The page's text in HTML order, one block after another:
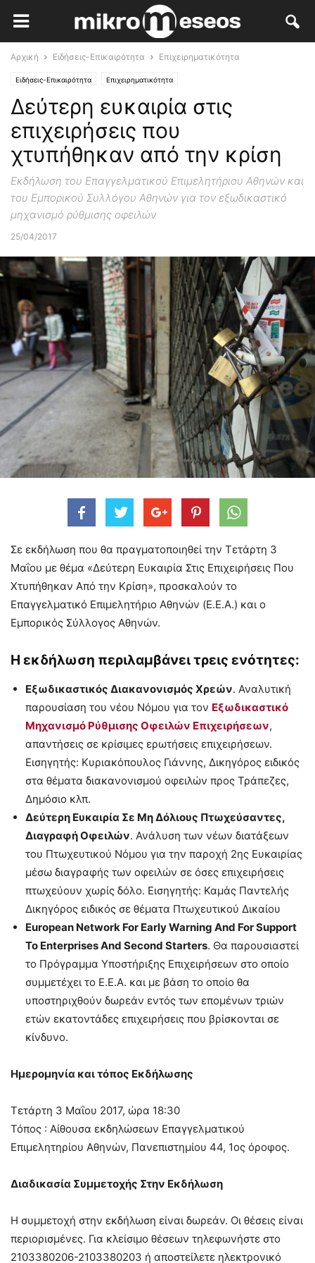
Αρχική Ειδήσεις-Επικαιρότητα Επιχειρηματικότητα
Ειδήσεις-Επικαιρότητα Επιχειρηματικότητα
Δεύτερη ευκαιρία στις
επιχειρήσεις που
χτυπήθηκαν από την κρίση
Εκδήλωση του Επαγγελματικού Επιμελητήριου Αθηνών και
του Εμπορικού Συλλόγου Αθηνών για τον εξωδικαστικό
μηχανισμό ρύθμισης οφειλών
25/04/2017
Σε εκδήλωση που θα πραγματοποιηθεί την Τετάρτη 3
Μαΐου με θέμα «Δεύτερη Ευκαιρία Στις Επιχειρήσεις Που
Χτυπήθηκαν Από την Κρίση», προσκαλούν τo
Επαγγελματικό Επιμελητήριο Αθηνών (E.E.A.) και ο
Εμπορικός Σύλλογος Αθηνών.
Η εκδήλωση περιλαμβάνει τρεις ενότητες:
Εξωδικαστικός Διακανονισμός Χρεών. Αναλυτική
παρουσίαση του νέου Νόμου για τον Εξωδικαστικό
Μηχανισμό Ρύθμισης Οφειλών Επιχειρήσεων,
απαντήσεις σε κρίσιμες ερωτήσεις επιχειρήσεων.
Εισηγητής: Κυριακόπουλος Γιάννης, Δικηγόρος ειδικός
στα θέματα διακανονισμού οφειλών προς Τράπεζες,
Δημόσιο κλπ.
Δεύτερη Ευκαιρία Σε Μη Δόλιους Πτωχεύσαντες,
Διαγραφή Οφειλών. Ανάλυση των νέων διατάξεων
του Πτωχευτικού Νόμου για την παροχή 2ης Ευκαιρίας
μέσω διαγραφής των οφειλών σε όσες επιχειρήσεις
πτωχεύουν χωρίς δόλο. Εισηγητής: Καμάς Παντελής
Δικηγόρος ειδικός σε θέματα Πτωχευτικού Δικαίου
European Network For Early Warning And For Support
To Enterprises And Second Starters. Θα παρουσιαστεί
το Πρόγραμμα Υποστήριξης Επιχειρήσεων στο οποίο
συμμετέχει το Ε.Ε.Α. και με βάση το οποίο θα
υποστηριχθούν δωρεάν εντός των επομένων τριών
ετών εκατοντάδες επιχειρήσεις που βρίσκονται σε
κίνδυνο.
Ημερομηνία και τόπος Εκδήλωσης
Τετάρτη 3 Μαΐου 2017, ώρα 18:30
Τόπος : Αίθουσα εκδηλώσεων Επαγγελματικού
Επιμελητηρίου Αθηνών, Πανεπιστημίου 44, 1ος όροφος.
Διαδικασία Συμμετοχής Στην Εκδήλωση
Η συμμετοχή στην εκδήλωση είναι δωρεάν. Οι θέσεις είναι
περιορισμένες. Για κλείσιμο θέσεων τηλεφωνήστε στο
2103380206-2103380203 ή αποστείλετε ηλεκτρονικό